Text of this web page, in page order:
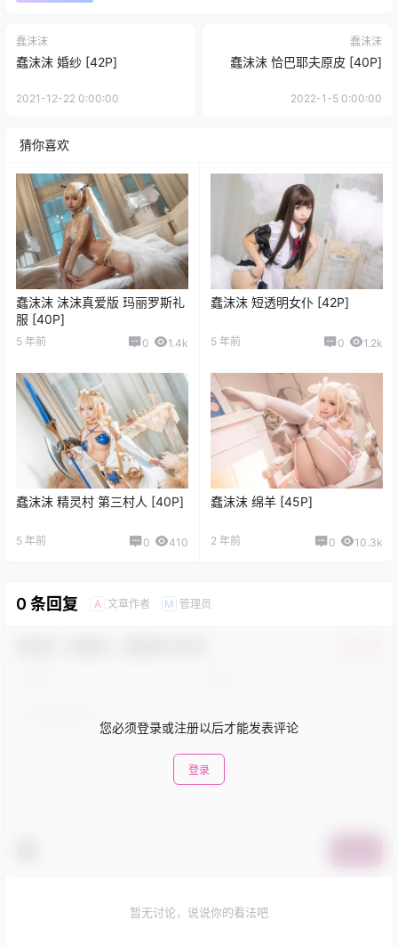
蠢沫沫
蠢沫沫 婚纱 [42P]
2021-12-22 0:00:00
蠢沫沫
蠢沫沫 恰巴耶夫原皮 [40P]
2022-1-5 0:00:00
猜你喜欢
蠢沫沫 沫沫真爱版 玛丽罗斯礼
服 [40P]
5 年前 0 1.4k
蠢沫沫 短透明女仆 [42P]
5 年前 0 1.2k
蠢沫沫 精灵村 第三村人 [40P]
5 年前 0 410
蠢沫沫 绵羊 [45P]
2 年前 0 10.3k
0 条回复 A 文章作者 M 管理员
您必须登录或注册以后才能发表评论
登录
暂无讨论，说说你的看法吧